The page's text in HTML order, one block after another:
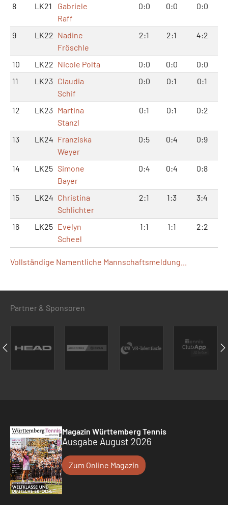
8
LK21
Gabriele
Raff
0:0 0:0 0:0
9 LK22 Nadine
Fröschle
2:1 2:1 4:2
10 LK22 Nicole Polta 0:0 0:0
0:0
11
LK23 Claudia
Schif
0:0 0:1 0:1
12 LK23 Martina
Stanzl
0:1 0:1 0:2
13 LK24 Franziska
Weyer
0:5 0:4 0:9
14 LK25 Simone
Bayer
0:4 0:4 0:8
15 LK24 Christina
Schlichter
2:1 1:3 3:4
16 LK25 Evelyn
Scheel
1:1 1:1 2:2
Vollständige Namentliche Mannschaftsmeldung...
Partner & Sponsoren
Magazin Württemberg Tennis
Ausgabe August 2026
Zum Online Magazin